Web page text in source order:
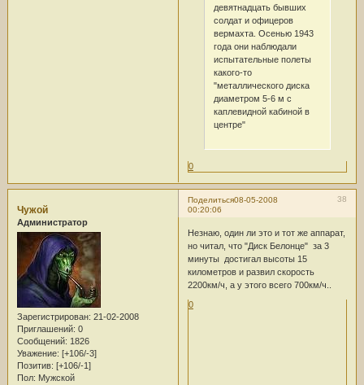
девятнадцать бывших
солдат и офицеров
вермахта. Осенью 1943
года они наблюдали
испытательные полеты
какого-то
"металлического диска
диаметром 5-6 м с
каплевидной кабиной в
центре"
0
Поделиться 38
08-05-2008
00:20:06
Чужой
Администратор
Зарегистрирован: 21-02-2008
Приглашений: 0
Сообщений: 1826
Уважение: [+106/-3]
Позитив: [+106/-1]
Пол: Мужской
Незнаю, один ли это и тот же аппарат,
но читал, что "Диск Белонце" за 3
минуты достигал высоты 15
километров и развил скорость
2200км/ч, а у этого всего 700км/ч..
0